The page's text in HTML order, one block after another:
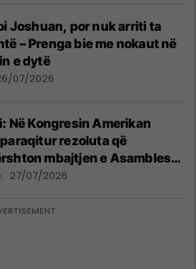
Joshuan, por nuk arriti ta
– Prenga bie me nokaut në
e dytë
07/2026
Në Kongresin Amerikan
rezoluta që
mbajtjen e Asamblesë
të OSBE-së në
27/07/2026